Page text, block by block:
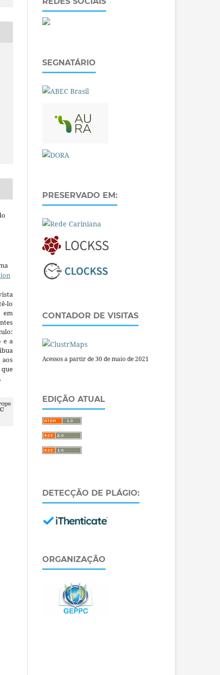
lo
em
e a
SEGNATÁRIO
PRESERVADO EM:
CONTADOR DE VISITAS
Acessos a partir de 30 de maio de 2021
EDIÇÃO ATUAL
DETECÇÃO DE PLÁGIO:
ORGANIZAÇÃO